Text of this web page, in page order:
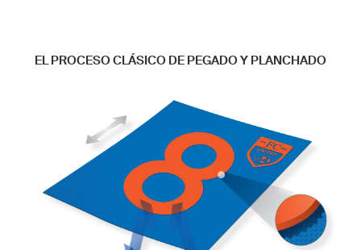
EL PROCESO CLÁSICO DE PEGADO Y PLANCHADO